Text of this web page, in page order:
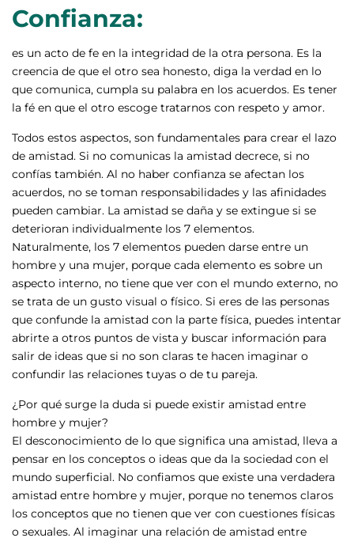
Confianza:
es un acto de fe en la integridad de la otra persona. Es la
creencia de que el otro sea honesto, diga la verdad en lo
que comunica, cumpla su palabra en los acuerdos. Es tener
la fé en que el otro escoge tratarnos con respeto y amor.
Todos estos aspectos, son fundamentales para crear el lazo
de amistad. Si no comunicas la amistad decrece, si no
confías también. Al no haber confianza se afectan los
acuerdos, no se toman responsabilidades y las afinidades
pueden cambiar. La amistad se daña y se extingue si se
deterioran individualmente los 7 elementos.
Naturalmente, los 7 elementos pueden darse entre un
hombre y una mujer, porque cada elemento es sobre un
aspecto interno, no tiene que ver con el mundo externo, no
se trata de un gusto visual o físico. Si eres de las personas
que confunde la amistad con la parte física, puedes intentar
abrirte a otros puntos de vista y buscar información para
salir de ideas que si no son claras te hacen imaginar o
confundir las relaciones tuyas o de tu pareja.
¿Por qué surge la duda si puede existir amistad entre
hombre y mujer?
El desconocimiento de lo que significa una amistad, lleva a
pensar en los conceptos o ideas que da la sociedad con el
mundo superficial. No confiamos que existe una verdadera
amistad entre hombre y mujer, porque no tenemos claros
los conceptos que no tienen que ver con cuestiones físicas
o sexuales. Al imaginar una relación de amistad entre